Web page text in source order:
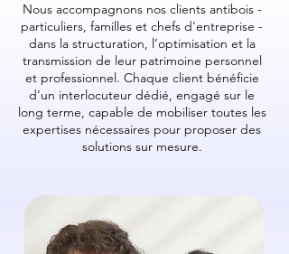
Nous accompagnons nos clients antibois -
particuliers, familles et chefs d'entreprise -
dans la structuration, l’optimisation et la
transmission de leur patrimoine personnel
et professionnel. Chaque client bénéficie
d’un interlocuteur dédié, engagé sur le
long terme, capable de mobiliser toutes les
expertises nécessaires pour proposer des
solutions sur mesure.